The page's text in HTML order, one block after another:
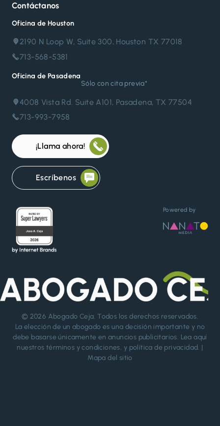
Contáctanos
Oficina de Houston
2190 N Loop W, Suite 300, Houston TX 77018
713-568-5381
Oficina de Pasadena
Sólo con cita previa*
4008 Vista Rd. Suite A101, Pasadena, TX 77504
713-993-7958
¡Llama ahora!
Escríbenos
Powered by
© 2026 Abogado Ceja. Todos los derechos reservados.
La elección de un abogado es una decisión importante y no
debe basarse únicamente en anuncios publicitarios. Lea aquí
nuestrostérminos y condiciones, y política de privacidad. |
Mapa del sitio